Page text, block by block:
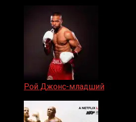
Рой Джонс-младший